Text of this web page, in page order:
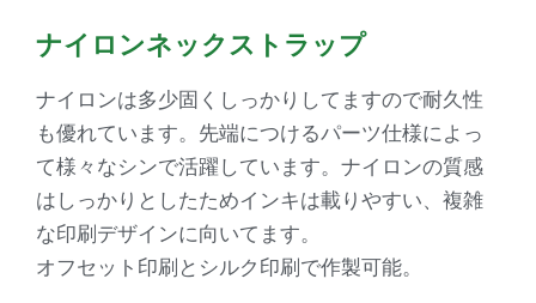
ナイロンネックストラップ
ナイロンは多少固くしっかりしてますので耐久性
も優れています。先端につけるパーツ仕様によっ
て様々なシンで活躍しています。ナイロンの質感
はしっかりとしたためインキは載りやすい、複雑
な印刷デザインに向いてます。
オフセット印刷とシルク印刷で作製可能。